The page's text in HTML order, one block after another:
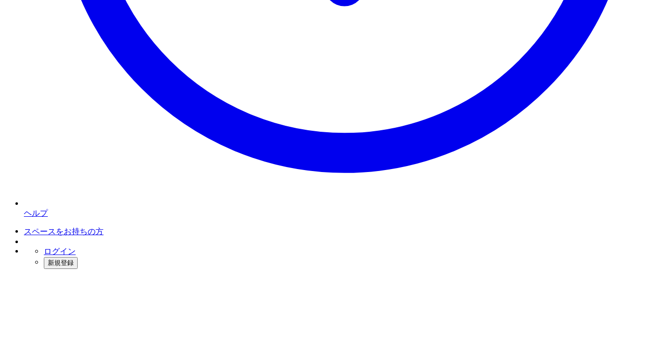
ヘルプ
スペースをお持ちの方
ログイン
新規登録